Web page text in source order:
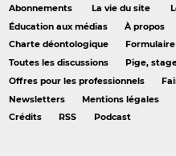
Abonnements La vie du site
Éducation aux médias
À propos
Charte déontologique
Toutes les discussions
Pige,
Offres pour les professionnels
Newsletters
Mentions légales
Crédits
RSS Podcast